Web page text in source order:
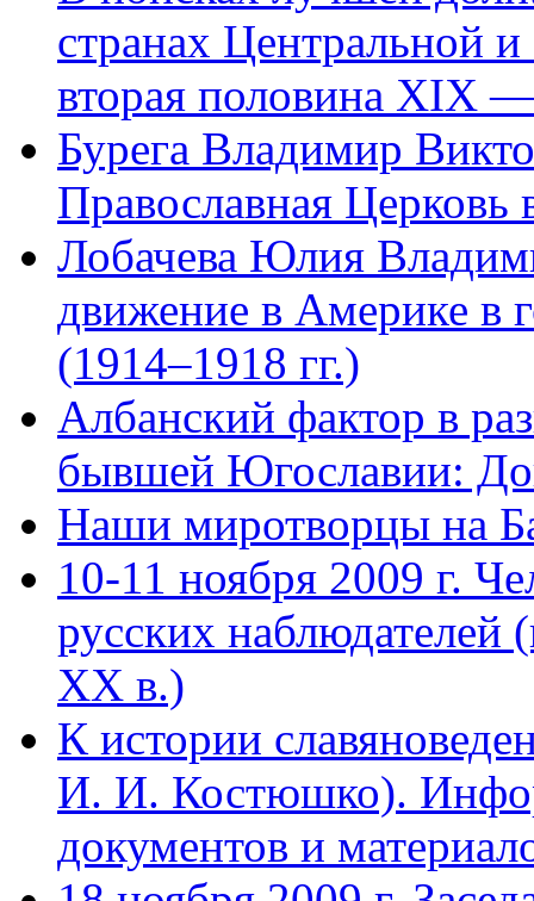
странах Центральной
вторая половина XIX
Бурега Владимир
Православная Церковь
Лобачева Юлия
движение в Америке в
(1914–1918 гг.)
Албанский фактор в
бывшей Югославии:
Наши миротворцы на
10-11 ноября 2009 г.
русских наблюдателей
XX в.)
К истории
И. И. Костюшко).
документов и